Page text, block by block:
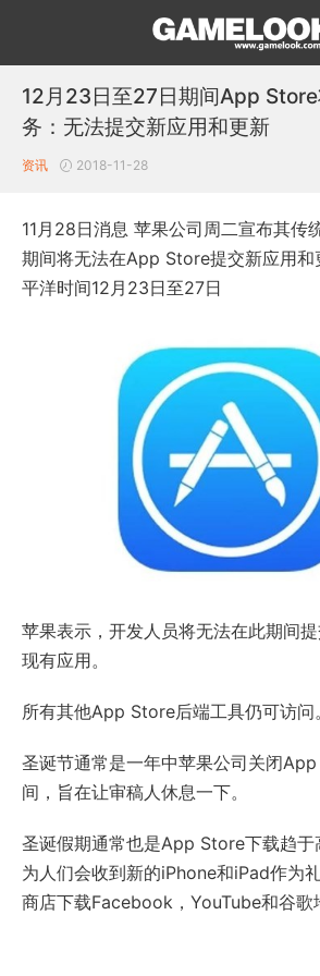
12月23日至27日期间App
务：无法提交新应用和更新
资讯 2018-11-28
11月28日消息 苹果公司周二宣布其传
期间将无法在App Store提交新应用和
平洋时间12月23日至27日
苹果表示，开发人员将无法在此期间
现有应用。
所有其他App Store后端工具仍可访问。
圣诞节通常是一年中苹果公司关闭
间，旨在让审稿人休息一下。
圣诞假期通常也是App Store下载趋于
为人们会收到新的iPhone和iPad作为
商店下载Facebook，YouTube和谷歌